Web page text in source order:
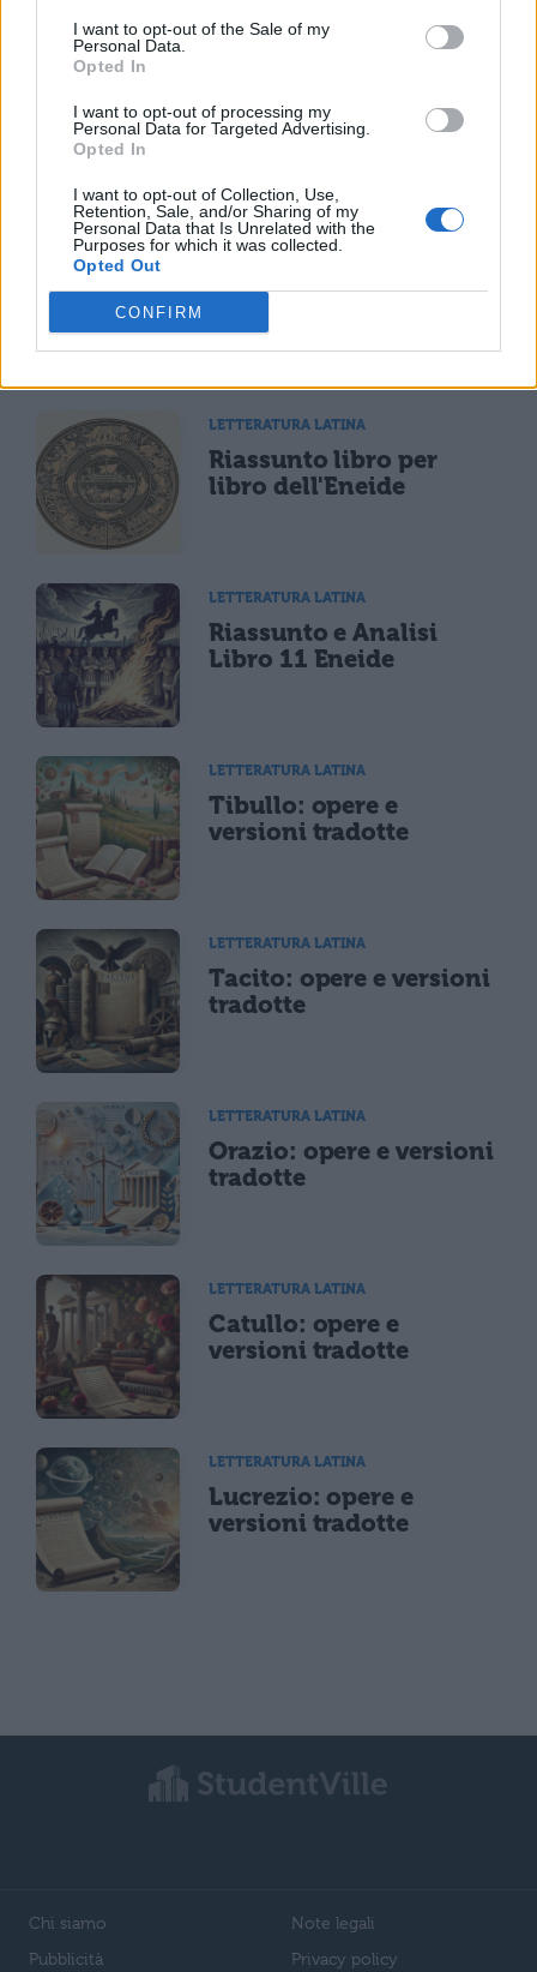
I want to opt-out of the Sale of my
Personal Data.
Opted In
I want to opt-out of processing my
Personal Data for Targeted Advertising.
Opted In
I want to opt-out of Collection, Use,
Retention, Sale, and/or Sharing of my
Personal Data that Is Unrelated with the
Purposes for which it was collected.
Opted Out
CONFIRM
TI POTREBBE INTERESSARE
LETTERATURA LATINA
La Commedia di Plauto
LETTERATURA LATINA
Riassunto libro per
libro dell'Eneide
LETTERATURA LATINA
Riassunto e Analisi
Libro 11 Eneide
LETTERATURA LATINA
Tibullo: opere e
versioni tradotte
LETTERATURA LATINA
Tacito: opere e versioni
tradotte
LETTERATURA LATINA
Orazio: opere e versioni
tradotte
LETTERATURA LATINA
Catullo: opere e
versioni tradotte
LETTERATURA LATINA
Lucrezio: opere e
versioni tradotte
Chi siamo
Pubblicità
Note legali
Privacy policy